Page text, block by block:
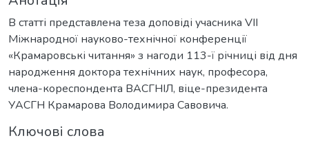
В статті представлена теза доповіді учасника VIІ
Міжнародної науково-технічної конференції
«Крамаровські читання» з нагоди 113-ї річниці від дня
народження доктора технічних наук, професора,
члена-кореспондента ВАСГНІЛ, віце-президента
УАСГН Крамарова Володимира Савовича.
Ключові слова